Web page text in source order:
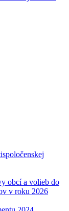
obcí a volieb do
v roku 2026